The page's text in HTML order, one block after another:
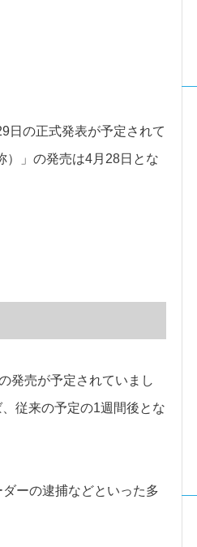
日の正式発表が予定されて
）」の発売は4月28日とな
発売が予定されていまし
従来の予定の1週間後とな
ーの逮捕などといった多